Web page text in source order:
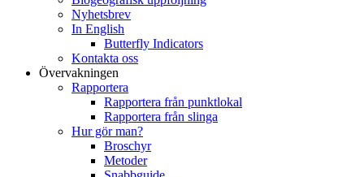
Nyhetsbrev
In English
Butterfly Indicators
Kontakta oss
Övervakningen
Rapportera
Rapportera från punktlokal
Rapportera från slinga
Hur gör man?
Broschyr
Metoder